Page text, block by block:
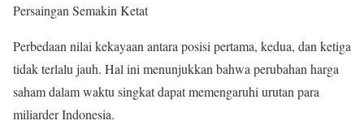
Persaingan Semakin Ketat
Perbedaan nilai kekayaan antara posisi pertama, kedua, dan ketiga
tidak terlalu jauh. Hal ini menunjukkan bahwa perubahan harga
saham dalam waktu singkat dapat memengaruhi urutan para
miliarder Indonesia.